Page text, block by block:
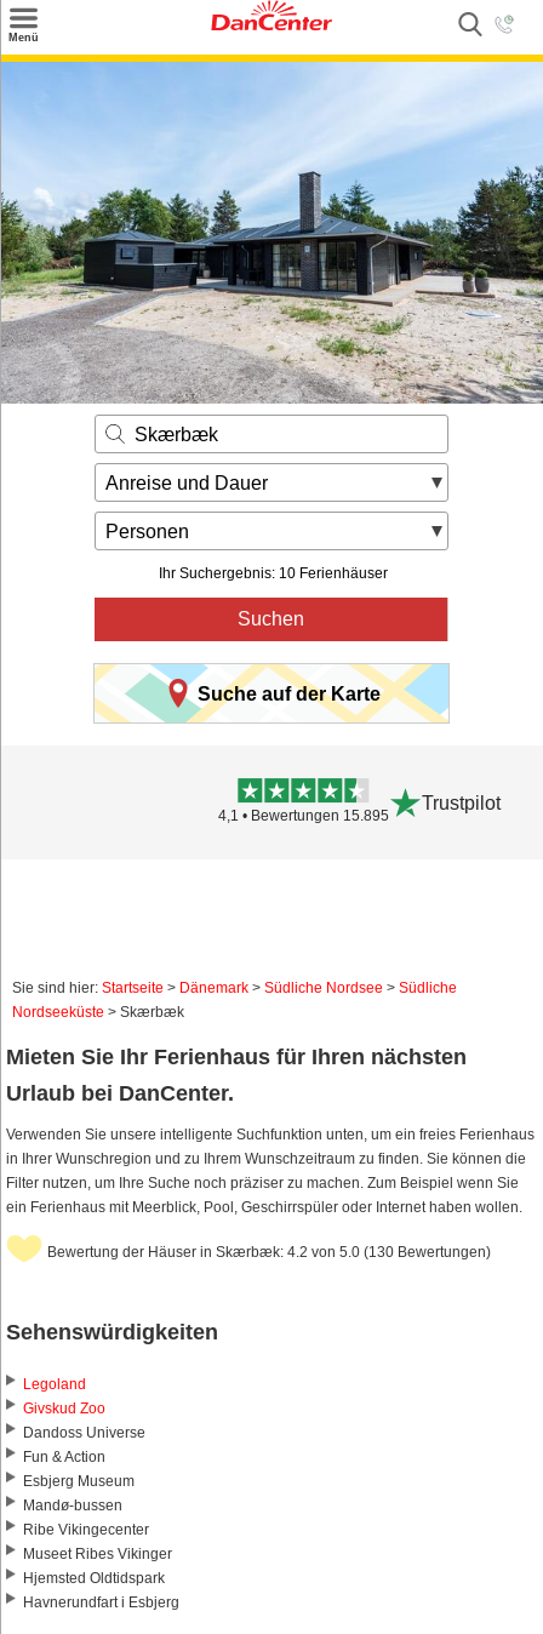
Menü
Angebote
Inspiration
Kontakt
Gut zu wissen
Login
Skærbæk
Anreise und Dauer
Personen
Ihr Suchergebnis: 10 Ferienhäuser
Suchen
Suche auf der Karte
4,1 • Bewertungen 15.895
Trustpilot
Sie sind hier: Startseite > Dänemark > Südliche Nordsee > Südliche
Nordseeküste > Skærbæk
Mieten Sie Ihr Ferienhaus für Ihren nächsten
Urlaub bei DanCenter.
Verwenden Sie unsere intelligente Suchfunktion unten, um ein freies Ferienhaus
in Ihrer Wunschregion und zu Ihrem Wunschzeitraum zu finden. Sie können die
Filter nutzen, um Ihre Suche noch präziser zu machen. Zum Beispiel wenn Sie
ein Ferienhaus mit Meerblick, Pool, Geschirrspüler oder Internet haben wollen.
Bewertung der Häuser in Skærbæk: 4.2 von 5.0 (130 Bewertungen)
Sehenswürdigkeiten
Legoland
Givskud Zoo
Dandoss Universe
Fun & Action
Esbjerg Museum
Mandø-bussen
Ribe Vikingecenter
Museet Ribes Vikinger
Hjemsted Oldtidspark
Havnerundfart i Esbjerg